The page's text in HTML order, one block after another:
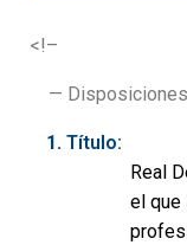
<!–
—
Título:
Real
el que